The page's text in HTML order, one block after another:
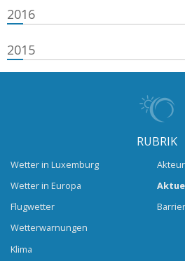
2016
2015
RUBRIK
Wetter in Luxemburg
Wetter in Europa
Flugwetter
Wetterwarnungen
Klima